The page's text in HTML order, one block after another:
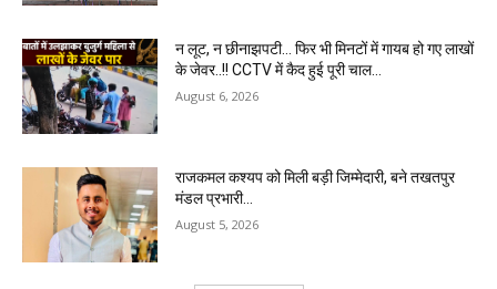
न लूट, न छीनाझपटी… फिर भी मिनटों में गायब हो गए लाखों
के जेवर..!! CCTV में कैद हुई पूरी चाल…
August 6, 2026
राजकमल कश्यप को मिली बड़ी जिम्मेदारी, बने तखतपुर
मंडल प्रभारी…
August 5, 2026